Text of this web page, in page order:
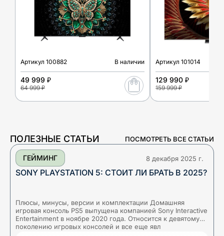
Артикул 100882 В наличии
49 999 ₽
64 999 ₽
Артикул 101014
129 990 ₽
159 999 ₽
ПОЛЕЗНЫЕ СТАТЬИ ПОСМОТРЕТЬ ВСЕ СТАТЬИ
ГЕЙМИНГ 8 декабря 2025 г.
SONY PLAYSTATION 5: СТОИТ ЛИ БРАТЬ В 2025?
Плюсы, минусы, версии и комплектации Домашняя
игровая консоль PS5 выпущена компанией Sony Interactive
Entertainment в ноябре 2020 года. Относится к девятому
поколению игровых консолей и все еще явл